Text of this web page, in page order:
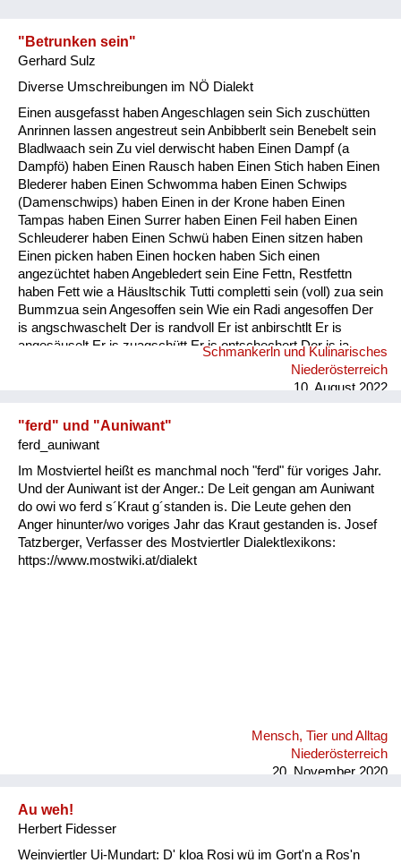
Natur und Landwirtschaft
Fluchen und Reden
Mensch, Tier und Alltag
Schmankerln und
Kulinarisches
"Betrunken sein"
Gerhard Sulz
Diverse Umschreibungen im NÖ Dialekt
Einen ausgefasst haben Angeschlagen sein Sich zuschütten
Anrinnen lassen angestreut sein Anbibberlt sein Benebelt sein
Bladlwaach sein Zu viel derwischt haben Einen Dampf (a
Dampfö) haben Einen Rausch haben Einen Stich haben Einen
Blederer haben Einen Schwomma haben Einen Schwips
(Damenschwips) haben Einen in der Krone haben Einen
Tampas haben Einen Surrer haben Einen Feil haben Einen
Schleuderer haben Einen Schwü haben Einen sitzen haben
Einen picken haben Einen hocken haben Sich einen
angezüchtet haben Angebledert sein Eine Fettn, Restfettn
haben Fett wie a Häusltschik Tutti completti sein (voll) zua sein
Bummzua sein Angesoffen sein Wie ein Radi angesoffen Der
is angschwaschelt Der is randvoll Er ist anbirschtlt Er is
angesäuselt Er is zuagschütt Er is ontschechert Der is ja
schon gaunz steif Der is steif (steifer Blick) Fett wie ein
Radierer Blunzenfett sein Angefüllt sein abgefüllt sein
Schmankerln und Kulinarisches
Niederösterreich
10. August 2022
"ferd" und "Auniwant"
ferd_auniwant
Im Mostviertel heißt es manchmal noch "ferd" für voriges Jahr.
Und der Auniwant ist der Anger.: De Leit gengan am Auniwant
do owi wo ferd s´Kraut g´standen is. Die Leute gehen den
Anger hinunter/wo voriges Jahr das Kraut gestanden is. Josef
Tatzberger, Verfasser des Mostviertler Dialektlexikons:
https://www.mostwiki.at/dialekt
Mensch, Tier und Alltag
Niederösterreich
20. November 2020
Au weh!
Herbert Fidesser
Weinviertler Ui-Mundart: D' kloa Rosi wü im Gort'n a Ros'n